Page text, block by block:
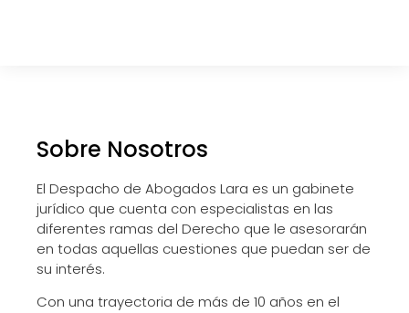
Sobre Nosotros
El Despacho de Abogados Lara es un gabinete
jurídico que cuenta con especialistas en las
diferentes ramas del Derecho que le asesorarán
en todas aquellas cuestiones que puedan ser de
su interés.
Con una trayectoria de más de 10 años en el